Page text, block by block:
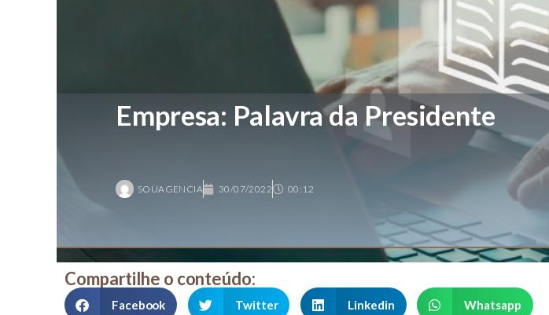
Empresa: Palavra da Presidente
SOUAGENCIA 30/07/2022 00:12
Compartilhe o conteúdo:
Facebook Twitter Linkedin Whatsapp